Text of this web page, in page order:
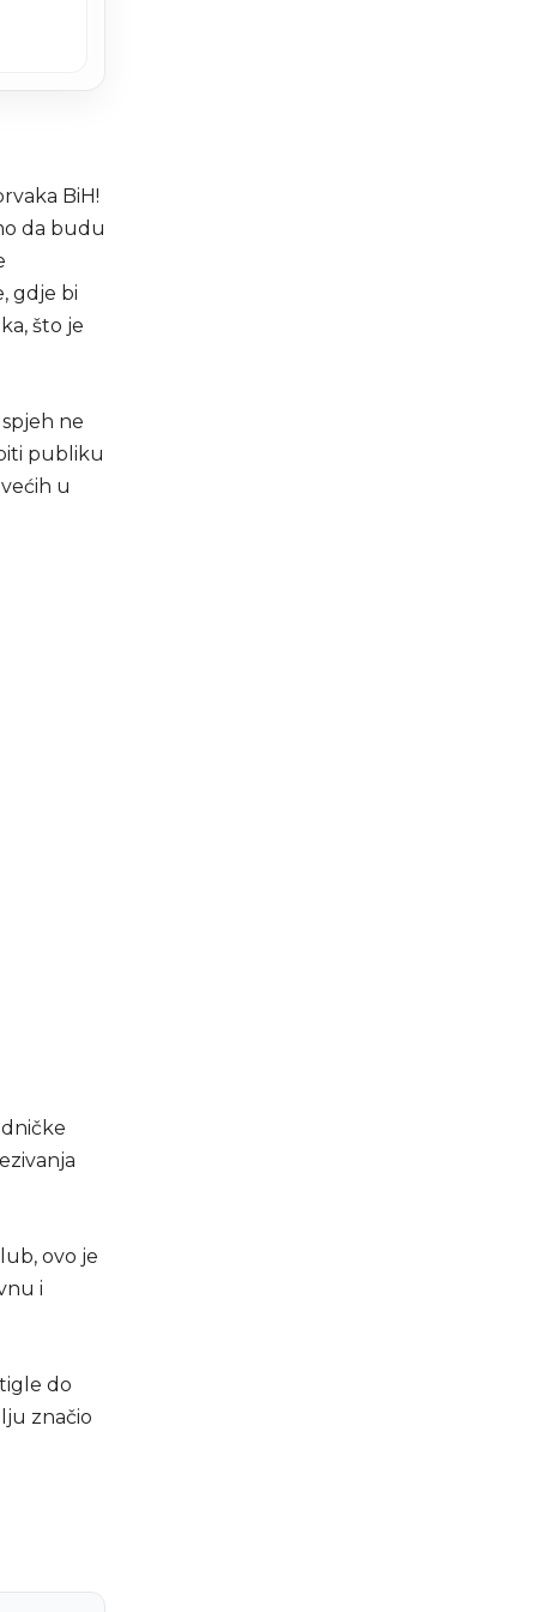
BiH!
da budu
gdje bi
što je
ne
publiku
u
ovo je
i
do
značio